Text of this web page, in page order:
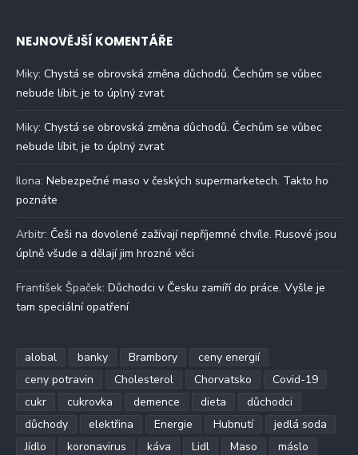
NEJNOVĚJŠÍ KOMENTÁŘE
Miky: Chystá se obrovská změna důchodů. Čechům se vůbec
nebude líbit, je to úplný zvrat
Miky: Chystá se obrovská změna důchodů. Čechům se vůbec
nebude líbit, je to úplný zvrat
Ilona: Nebezpečné maso v českých supermarketech. Takto ho
poznáte
Arbitr: Češi na dovolené zažívají nepříjemné chvíle. Rusové jsou
úplně všude a dělají jim hrozné věci
František Špaček: Důchodci v Česku zamíří do práce. Vyšle je
tam speciální opatření
alobal banky Brambory
ceny energií
ceny potravin
Cholesterol Chorvatsko
Covid-19
cukr
cukrovka demence dieta
důchodci
důchody
elektřina Energie Hubnutí
jedlá soda
Jídlo
koronavirus káva Lidl Maso
máslo